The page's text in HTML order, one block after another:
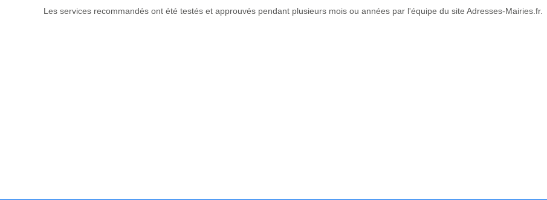
Les services recommandés ont été testés et approuvés pendant plusieurs mois ou années par l'équipe du site Adresses-Mairies.fr.